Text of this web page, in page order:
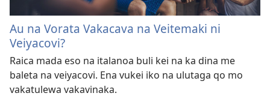
Au na Vorata Vakacava na Veitemaki ni
Veiyacovi?
Raica mada eso na italanoa buli kei na ka dina me
baleta na veiyacovi. Ena vukei iko na ulutaga qo mo
vakatulewa vakavinaka.